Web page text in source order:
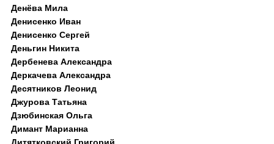
Денёва Мила
Денисенко Иван
Денисенко Сергей
Деньгин Никита
Дербенева Александра
Деркачева Александра
Десятников Леонид
Джурова Татьяна
Дзюбинская Ольга
Димант Марианна